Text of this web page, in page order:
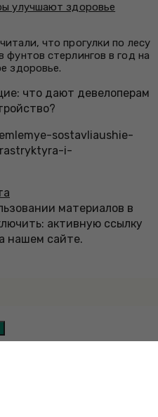
улучшают здоровье
что прогулки по лесу
фунтов стерлингов в год на
здоровье.
что дают девелоперам
sostavliaushie-
i-
материалов в
активную ссылку
нашем сайте.